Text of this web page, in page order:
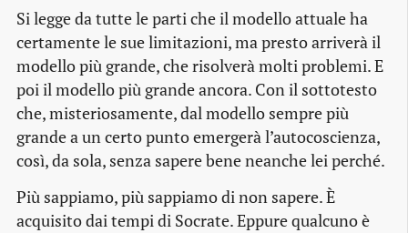
Si legge da tutte le parti che il modello attuale ha
certamente le sue limitazioni, ma presto arriverà il
modello più grande, che risolverà molti problemi. E
poi il modello più grande ancora. Con il sottotesto
che, misteriosamente, dal modello sempre più
grande a un certo punto emergerà l’autocoscienza,
così, da sola, senza sapere bene neanche lei perché.
Più sappiamo, più sappiamo di non sapere. È
acquisito dai tempi di Socrate. Eppure qualcuno è